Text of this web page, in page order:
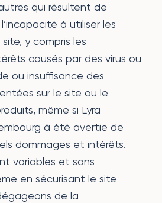
qui résultent de
à utiliser les
y compris les
causés par des virus ou
ou insuffisance des
sur le site ou le
même si Lyra
à été avertie de
dommages et intérêts.
variables et sans
en sécurisant le site
de la